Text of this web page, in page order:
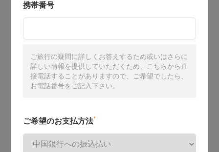
携帯番号
ご旅行の疑問に詳しくお答えするため或いはさらに
詳しい情報を提供していただくため、こちらから直
接電話することがありますので、ご希望でしたら、
お電話番号をご記入下さい。
ご希望のお支払方法*